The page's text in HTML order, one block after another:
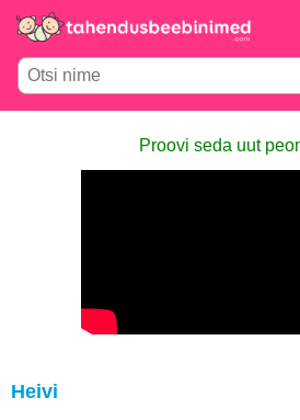
Proovi seda uut
Heivi